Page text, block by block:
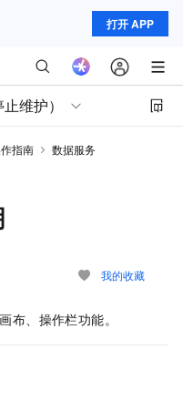
打开 APP
维护）
指南
数据服务
我的收藏
布、操作栏功能。